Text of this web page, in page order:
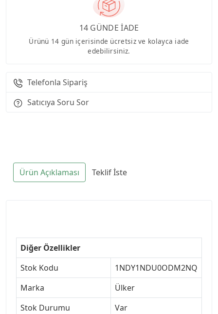
14 GÜNDE İADE
Ürünü 14 gün içerisinde ücretsiz ve kolayca iade
edebilirsiniz.
Telefonla Sipariş
Satıcıya Soru Sor
Ürün Açıklaması Teklif İste
Diğer Özellikler
Stok Kodu
1NDY1NDU0ODM2NQ
Marka
Ülker
Stok Durumu
Var